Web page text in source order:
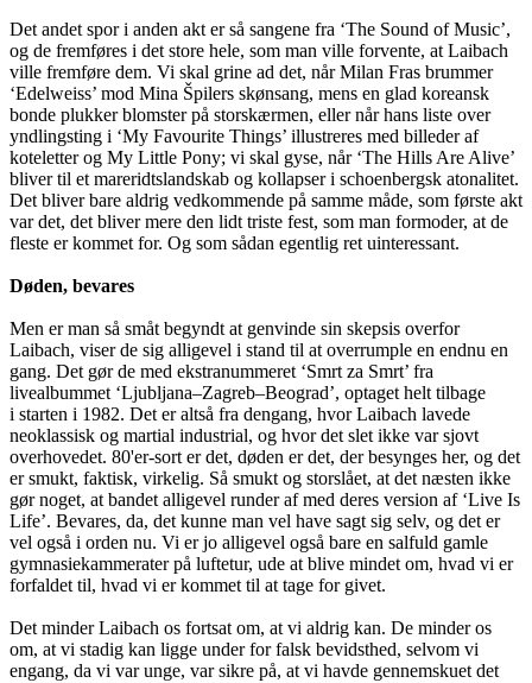
Det andet spor i anden akt er så sangene fra ‘The Sound of Music’,
og de fremføres i det store hele, som man ville forvente, at Laibach
ville fremføre dem. Vi skal grine ad det, når Milan Fras brummer
‘Edelweiss’ mod Mina Špilers skønsang, mens en glad koreansk
bonde plukker blomster på storskærmen, eller når hans liste over
yndlingsting i ‘My Favourite Things’ illustreres med billeder af
koteletter og My Little Pony; vi skal gyse, når ‘The Hills Are Alive’
bliver til et mareridtslandskab og kollapser i schoenbergsk atonalitet.
Det bliver bare aldrig vedkommende på samme måde, som første akt
var det, det bliver mere den lidt triste fest, som man formoder, at de
fleste er kommet for. Og som sådan egentlig ret uinteressant.
Døden, bevares
Men er man så småt begyndt at genvinde sin skepsis overfor
Laibach, viser de sig alligevel i stand til at overrumple en endnu en
gang. Det gør de med ekstranummeret ‘Smrt za Smrt’ fra
livealbummet ‘Ljubljana–Zagreb–Beograd’, optaget helt tilbage
i starten i 1982. Det er altså fra dengang, hvor Laibach lavede
neoklassisk og martial industrial, og hvor det slet ikke var sjovt
overhovedet. 80'er-sort er det, døden er det, der besynges her, og det
er smukt, faktisk, virkelig. Så smukt og storslået, at det næsten ikke
gør noget, at bandet alligevel runder af med deres version af ‘Live Is
Life’. Bevares, da, det kunne man vel have sagt sig selv, og det er
vel også i orden nu. Vi er jo alligevel også bare en salfuld gamle
gymnasiekammerater på luftetur, ude at blive mindet om, hvad vi er
forfaldet til, hvad vi er kommet til at tage for givet.
Det minder Laibach os fortsat om, at vi aldrig kan. De minder os
om, at vi stadig kan ligge under for falsk bevidsthed, selvom vi
engang, da vi var unge, var sikre på, at vi havde gennemskuet det